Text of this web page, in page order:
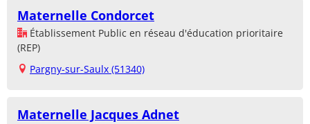
Maternelle Condorcet
Établissement Public en réseau d'éducation prioritaire
(REP)
Pargny-sur-Saulx (51340)
Maternelle Jacques Adnet